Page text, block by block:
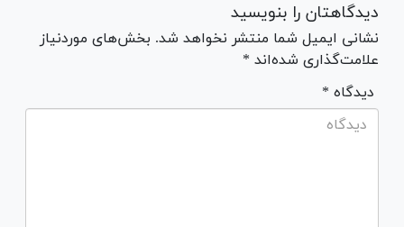
دیدگاهتان را بنویسید
نشانی ایمیل شما منتشر نخواهد شد. بخش‌های موردنیاز
علامت‌گذاری شده‌اند *
* دیدگاه